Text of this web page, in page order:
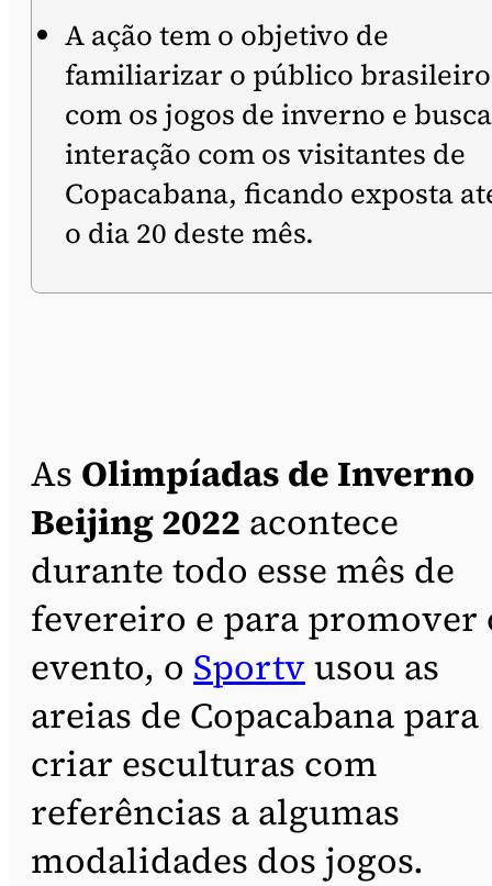
A ação tem o objetivo de
familiarizar o público brasileiro
com os jogos de inverno e
interação com os visitantes de
Copacabana, ficando exposta
o dia 20 deste mês.
As Olimpíadas de Inverno
Beijing 2022 acontece
durante todo esse mês de
fevereiro e para promover
evento, o Sportv usou as
areias de Copacabana para
criar esculturas com
referências a algumas
modalidades dos jogos.